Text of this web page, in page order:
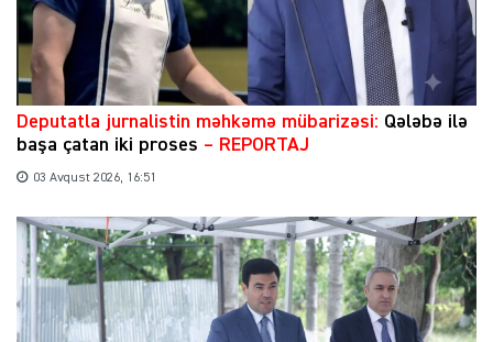
​Deputatla jurnalistin məhkəmə mübarizəsi: Qələbə ilə
başa çatan iki proses – REPORTAJ
03 Avqust 2026, 16:51